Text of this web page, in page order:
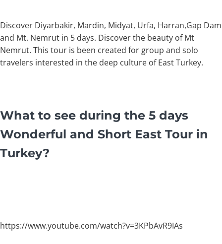
Discover Diyarbakir, Mardin, Midyat, Urfa, Harran,Gap Dam
and Mt. Nemrut in 5 days. Discover the beauty of Mt
Nemrut. This tour is been created for group and solo
travelers interested in the deep culture of East Turkey.
What to see during the 5 days
Wonderful and Short East Tour in
Turkey?
https://www.youtube.com/watch?v=3KPbAvR9IAs